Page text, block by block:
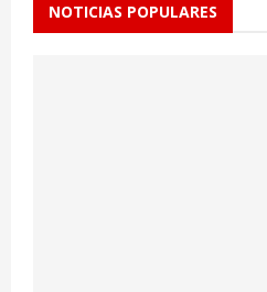
NOTICIAS POPULARES